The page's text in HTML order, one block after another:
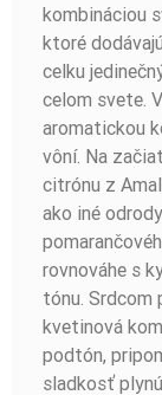
kombináciou
ktoré
celku
celom svete.
aromatickou
vôní. Na
citrónu z
ako iné
rovnováhe s
tónu. Srdcom
kvetinová
podtón,
sladkosť